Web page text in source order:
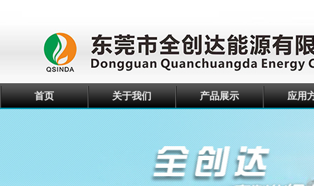
首页 关于我们 产品展示 应用